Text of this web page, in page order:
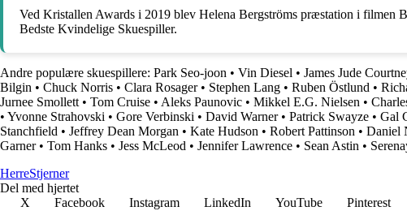
Ved Kristallen Awards i 2019 blev Helena Bergströms præstation i filmen
Bedste Kvindelige Skuespiller.
Andre populære skuespillere: Park Seo-joon • Vin Diesel • James Jude
Bilgin • Chuck Norris • Clara Rosager• Stephen Lang • Ruben Östlund •
Jurnee Smollett • Tom Cruise • Aleks Paunovic • Mikkel E.G. Nielsen •
• Yvonne Strahovski • Gore Verbinski • David Warner• Patrick Swayze • Gal
Stanchfield • Jeffrey Dean Morgan • Kate Hudson • Robert Pattinson • Daniel
Garner• Tom Hanks • Jess McLeod • Jennifer Lawrence • Sean Astin •
HerreStjerner
Del med hjertet
X
Facebook Instagram LinkedIn YouTube Pinterest